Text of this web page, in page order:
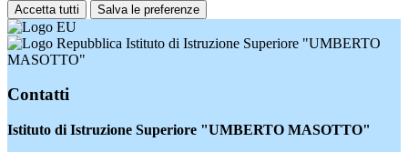
Accetta tutti Salva le preferenze
Istituto di Istruzione Superiore "UMBERTO
MASOTTO"
Contatti
Istituto di Istruzione Superiore "UMBERTO MASOTTO"